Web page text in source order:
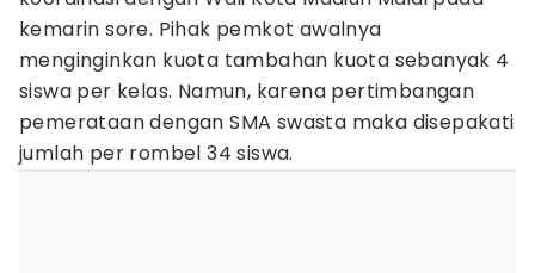
kemarin sore. Pihak pemkot awalnya
menginginkan kuota tambahan kuota sebanyak 4
siswa per kelas. Namun, karena pertimbangan
pemerataan dengan SMA swasta maka disepakati
jumlah per rombel 34 siswa.